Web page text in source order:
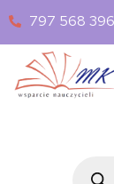
797 568 396